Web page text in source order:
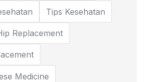
Tips Kesehatan
Replacement
Medicine